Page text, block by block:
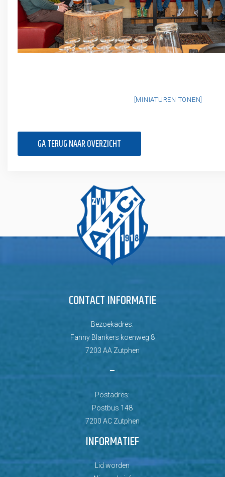
[MINIATUREN TONEN]
GA TERUG NAAR OVERZICHT
CONTACT INFORMATIE
Bezoekadres:
Fanny Blankers koenweg 8
7203 AA Zutphen
–
Postadres:
Postbus 148
7200 AC Zutphen
INFORMATIEF
Lid worden